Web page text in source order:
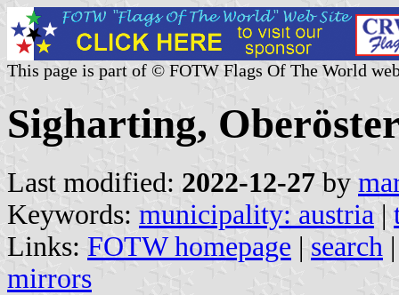
This page is part of © FOTW Flags Of The World
Sigharting,
Last modified: 2022-12-27 by
Keywords: municipality: austria |
Links: FOTW homepage | search
mirrors